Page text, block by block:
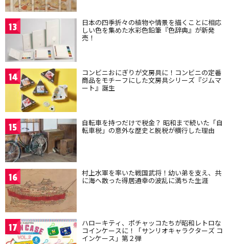
13 日本の四季折々の植物や情景を描くことに相応
しい色を集めた水彩色鉛筆『色辞典』が新発
売！
14 コンビニおにぎりが文房具に！コンビニの定番
商品をモチーフにした文房具シリーズ『ジムマ
ート』誕生
15 自転車を持つだけで税金？ 昭和まで続いた「自
転車税」の意外な歴史と脱税が横行した理由
16 村上水軍を率いた戦国武将！幼い弟を支え、共
に海へ散った得居通幸の波乱に満ちた生涯
17 ハローキティ、ポチャッコたちが昭和レトロな
コインケースに！「サンリオキャラクターズ コ
インケース」第２弾